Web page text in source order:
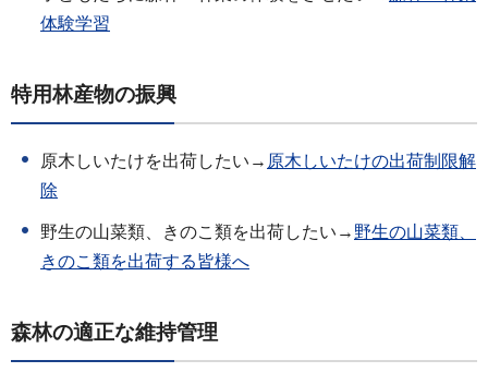
体験学習
特用林産物の振興
原木しいたけを出荷したい→ 原木しいたけの出荷制限解
除
野生の山菜類、きのこ類を出荷したい→野生の山菜類、
きのこ類を出荷する皆様へ
森林の適正な維持管理